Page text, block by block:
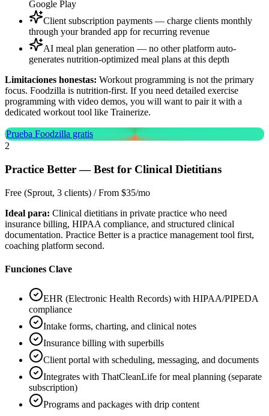
Google Play
Client subscription payments — charge clients monthly
through your branded app for recurring revenue
AI meal plan generation — no other platform auto-
generates nutrition-optimized meal plans at this depth
Limitaciones honestas: Workout programming is not the primary
focus. Foodzilla is nutrition-first. If you need detailed exercise
programming with video demos, you will want to pair it with a
dedicated workout tool like Trainerize.
Prueba Foodzilla gratis
2
Practice Better —Best for Clinical Dietitians
Free (Sprout, 3 clients) / From $35/mo
Ideal para: Clinical dietitians in private practice who need
insurance billing, HIPAA compliance, and structured clinical
documentation. Practice Better is a practice management tool first,
coaching platform second.
Funciones Clave
EHR (Electronic Health Records) with HIPAA/PIPEDA
compliance
Intake forms, charting, and clinical notes
Insurance billing with superbills
Client portal with scheduling, messaging, and documents
Integrates with ThatCleanLife for meal planning (separate
subscription)
Programs and packages with drip content